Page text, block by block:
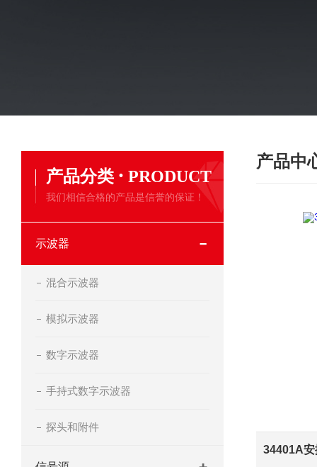
产品分类 · PRODUCT
我们相信合格的产品是信誉的保证！
示波器
混合示波器
模拟示波器
数字示波器
手持式数字示波器
探头和附件
产品中
34401A安